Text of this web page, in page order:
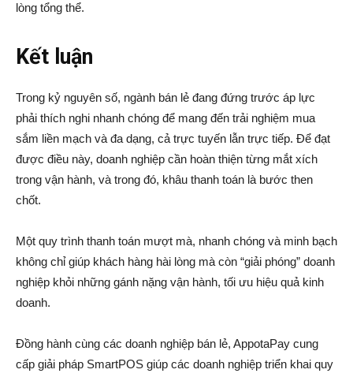
lòng tổng thể.
Kết luận
Trong kỷ nguyên số, ngành bán lẻ đang đứng trước áp lực
phải thích nghi nhanh chóng để mang đến trải nghiệm mua
sắm liền mạch và đa dạng, cả trực tuyến lẫn trực tiếp. Để đạt
được điều này, doanh nghiệp cần hoàn thiện từng mắt xích
trong vận hành, và trong đó, khâu thanh toán là bước then
chốt.
Một quy trình thanh toán mượt mà, nhanh chóng và minh bạch
không chỉ giúp khách hàng hài lòng mà còn “giải phóng” doanh
nghiệp khỏi những gánh nặng vận hành, tối ưu hiệu quả kinh
doanh.
Đồng hành cùng các doanh nghiệp bán lẻ, AppotaPay cung
cấp giải pháp SmartPOS giúp các doanh nghiệp triển khai quy